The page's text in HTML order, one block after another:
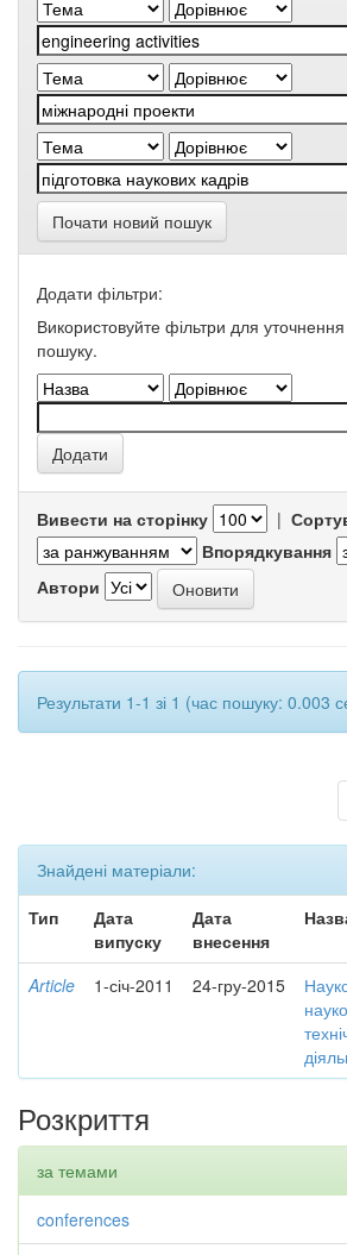
Почати новий пошук
Додати фільтри:
Використовуйте фільтри для уточнення
пошуку.
Вивести на сторінку |
Впорядкування
Автори
Результати 1-1 зі 1 (час пошуку: 0.003
Знайдені матеріали:
Тип
Дата
випуску
Дата
внесення
Article 1-січ-2011 24-гру-2015
Розкриття
за темами
conferences